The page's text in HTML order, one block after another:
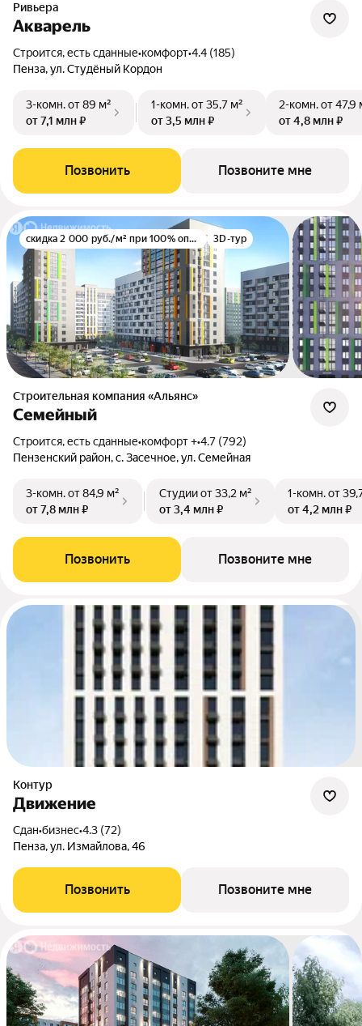
Ривьера
Акварель
Строится, есть сданные•комфорт•4.4 (185)
Пенза, ул. Студёный Кордон
3-комн.от 89 м²
от 7,1 млн ₽
1-комн.от 35,7 м²
от 3,5 млн ₽
2-комн.от 47,9
от 4,8 млн ₽
Позвонить Позвоните мне
скидка 2 000 руб./м² при 100% оплате 3D-тур
Строительная компания «Альянс»
Семейный
Строится, есть сданные•комфорт +•4.7 (792)
Пензенский район, с. Засечное, ул. Семейная
3-комн.от 84,9 м²
от 7,8 млн ₽
Студииот 33,2 м²
от 3,4 млн ₽
1-комн.от
от 4,2 млн ₽
Позвонить Позвоните мне
Контур
Движение
Сдан•бизнес•4.3 (72)
Пенза, ул. Измайлова, 46
Позвонить Позвоните мне